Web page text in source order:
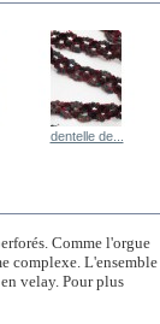
dentelle de...
Comme l'orgue
complexe. L'ensemble
velay. Pour plus